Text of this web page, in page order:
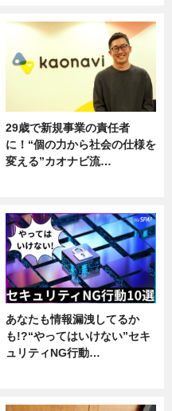
29歳で新規事業の責任者
に！“個の力から社会の仕様を
変える”カオナビ流…
あなたも情報漏洩してるか
も!?“やってはいけない”セキ
ュリティNG行動…